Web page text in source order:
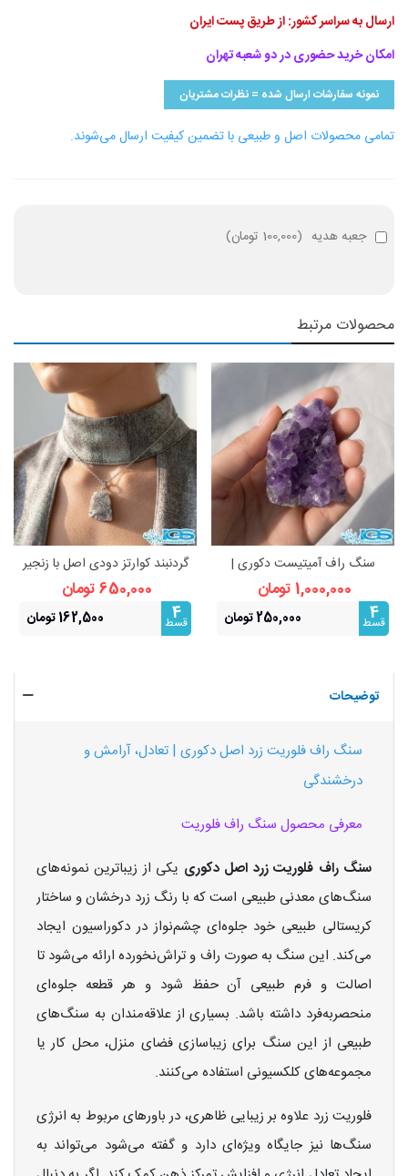
ارسال به سراسر کشور: از طریق پست ایران
امکان خرید حضوری در دو شعبه تهران
نمونه سفارشات ارسال شده = نظرات مشتریان
تمامی محصولات اصل و طبیعی با تضمین کیفیت ارسال می‌شوند.
جعبه هدیه (100,000 تومان )
محصولات مرتبط
سنگ راف آمیتیست دکوری |
زیبایی طبیعی و انرژی‌بخش
1,000,000 تومان
4
قسط 250,000 تومان
گردنبند کوارتز دودی اصل با زنجیر
استیل | آرامش و محافظت انرژی
650,000 تومان
4
قسط 162,500 تومان
توضیحات
سنگ راف فلوریت زرد اصل دکوری | تعادل، آرامش و
درخشندگی
معرفی محصول سنگ راف فلوریت
سنگ راف فلوریت زرد اصل دکوری یکی از زیباترین نمونه‌های
سنگ‌های معدنی طبیعی است که با رنگ زرد درخشان و ساختار
کریستالی طبیعی خود جلوه‌ای چشم‌نواز در دکوراسیون ایجاد
می‌کند. این سنگ به صورت راف و تراش‌نخورده ارائه می‌شود تا
اصالت و فرم طبیعی آن حفظ شود و هر قطعه جلوه‌ای
منحصربه‌فرد داشته باشد. بسیاری از علاقه‌مندان به سنگ‌های
طبیعی از این سنگ برای زیباسازی فضای منزل، محل کار یا
مجموعه‌های کلکسیونی استفاده می‌کنند.
فلوریت زرد علاوه بر زیبایی ظاهری، در باورهای مربوط به انرژی
سنگ‌ها نیز جایگاه ویژه‌ای دارد و گفته می‌شود می‌تواند به